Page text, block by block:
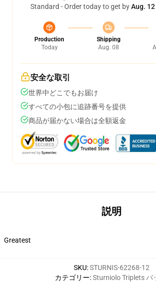
Standard - Order today to get byAug.
Production
Today
Shipping
Aug. 08
安全な取引
世界中どこでもお届け
すべての小包に追跡番号を提供
商品が届かない場合は全額返金
説明
Greatest
SKU:STURNIS-62268-12
カテゴリー:Sturniolo Triplets バ